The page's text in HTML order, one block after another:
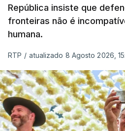
República insiste que
fronteiras não é
humana.
RTP / atualizado 8 Agosto 2026,